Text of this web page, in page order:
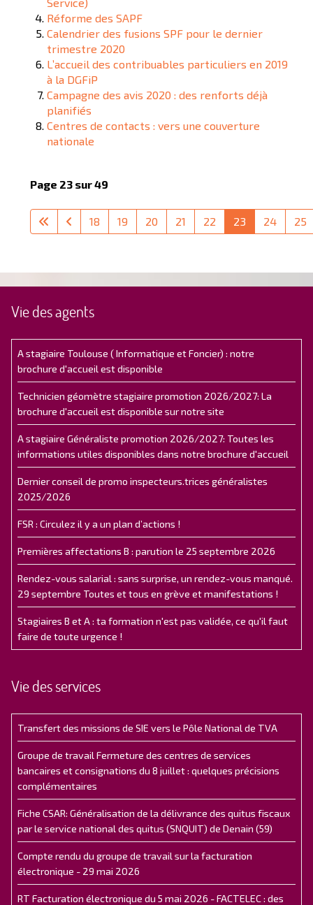
Réforme des SAPF
Calendrier des fusions SPF pour le dernier
trimestre 2020
L’accueil des contribuables particuliers en 2019
à la DGFiP
Campagne des avis 2020 : des renforts déjà
planifiés
Centres de contacts : vers une couverture
nationale
Page 23 sur 49
18 19 20 21 22 23 24 25
Vie des agents
A stagiaire Toulouse ( Informatique et Foncier) : notre
brochure d'accueil est disponible
Technicien géomètre stagiaire promotion 2026/2027: La
brochure d'accueil est disponible sur notre site
A stagiaire Généraliste promotion 2026/2027: Toutes les
informations utiles disponibles dans notre brochure d'accueil
Dernier conseil de promo inspecteurs.trices généralistes
2025/2026
FSR : Circulez il y a un plan d’actions !
Premières affectations B : parution le 25 septembre 2026
Rendez-vous salarial : sans surprise, un rendez-vous manqué.
29 septembre Toutes et tous en grève et manifestations !
Stagiaires B et A : ta formation n'est pas validée, ce qu'il faut
faire de toute urgence !
Vie des services
Transfert des missions de SIE vers le Pôle National de TVA
Groupe de travail Fermeture des centres de services
bancaires et consignations du 8 juillet : quelques précisions
complémentaires
Fiche CSAR: Généralisation de la délivrance des quitus fiscaux
par le service national des quitus (SNQUIT) de Denain (59)
Compte rendu du groupe de travail sur la facturation
électronique - 29 mai 2026
RT Facturation électronique du 5 mai 2026 - FACTELEC : des